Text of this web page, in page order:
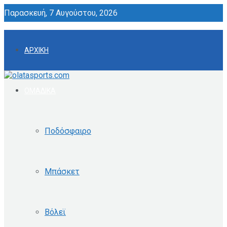
Παρασκευή, 7 Αυγούστου, 2026
ΑΡΧΙΚΗ
Ποδόσφαιρο
Μπάσκετ
Βόλεϊ